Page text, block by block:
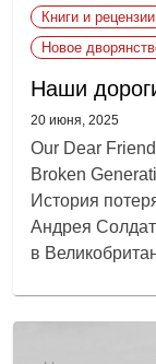
Книги и рецензии
Новое
Наши
20 июня, 2025
Our Dear
Broken
История
Андрея
в